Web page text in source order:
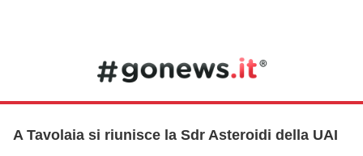
A Tavolaia si riunisce la Sdr Asteroidi della UAI